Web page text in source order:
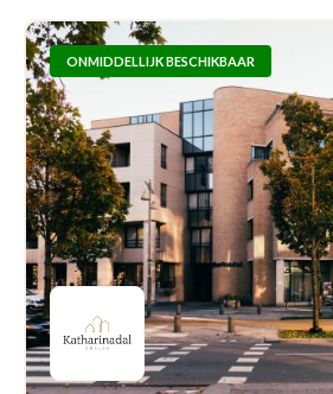
ONMIDDELLIJK BESCHIKBAAR